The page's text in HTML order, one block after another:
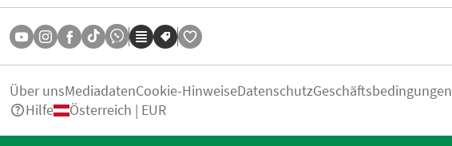
Über unsMediadatenCookie-HinweiseDatenschutzGeschäftsbedingungen
Hilfe
Österreich | EUR